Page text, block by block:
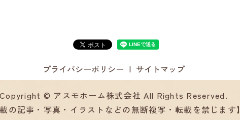
プライバシーポリシー サイトマップ
© アスモホーム株式会社 All Rights Reserved.
の記事・写真・イラストなどの無断複写・転載を禁じます】